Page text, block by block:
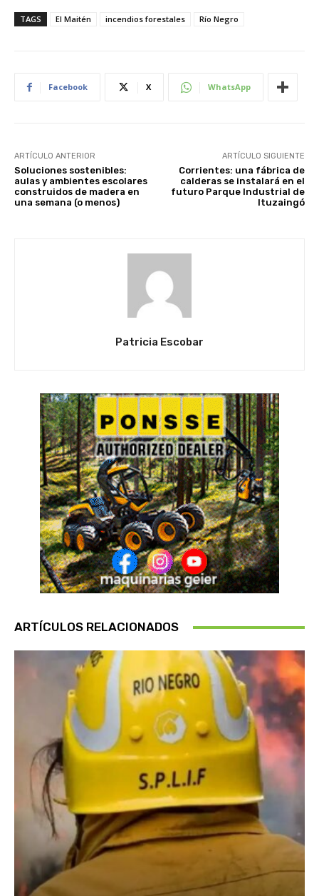
TAGS El Maitén incendios forestales Río Negro
Facebook X WhatsApp
ARTÍCULO ANTERIOR
Soluciones sostenibles:
aulas y ambientes escolares
construidos de madera en
una semana (o menos)
ARTÍCULO SIGUIENTE
Corrientes: una fábrica de
calderas se instalará en el
futuro Parque Industrial de
Ituzaingó
Patricia Escobar
ARTÍCULOS RELACIONADOS